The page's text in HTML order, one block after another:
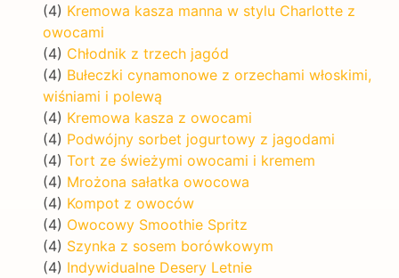
(4) Kremowa kasza manna w stylu Charlotte z
owocami
(4) Chłodnik z trzech jagód
(4) Bułeczki cynamonowe z orzechami włoskimi,
wiśniami i polewą
(4) Kremowa kasza z owocami
(4) Podwójny sorbet jogurtowy z jagodami
(4) Tort ze świeżymi owocami i kremem
(4) Mrożona sałatka owocowa
(4) Kompot z owoców
(4) Owocowy Smoothie Spritz
(4) Szynka z sosem borówkowym
(4) Indywidualne Desery Letnie